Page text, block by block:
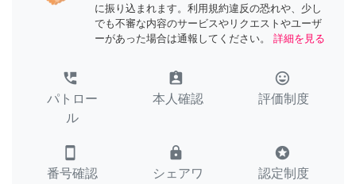
に振り込まれます。利用規約違反の恐れや、少し
でも不審な内容のサービスやリクエストやユーザ
ーがあった場合は通報してください。
詳細を見る
perm_phone_msg
パトロー
ル
assignment_ind
本人確認
tag_faces
評価制度
smartphone
番号確認
lock
シェアワ
stars
認定制度